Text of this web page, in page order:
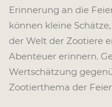
Erinnerung an die
können kleine
der Welt der Zootiere
Abenteuer erinnern.
Wertschätzung
Zootierthema der